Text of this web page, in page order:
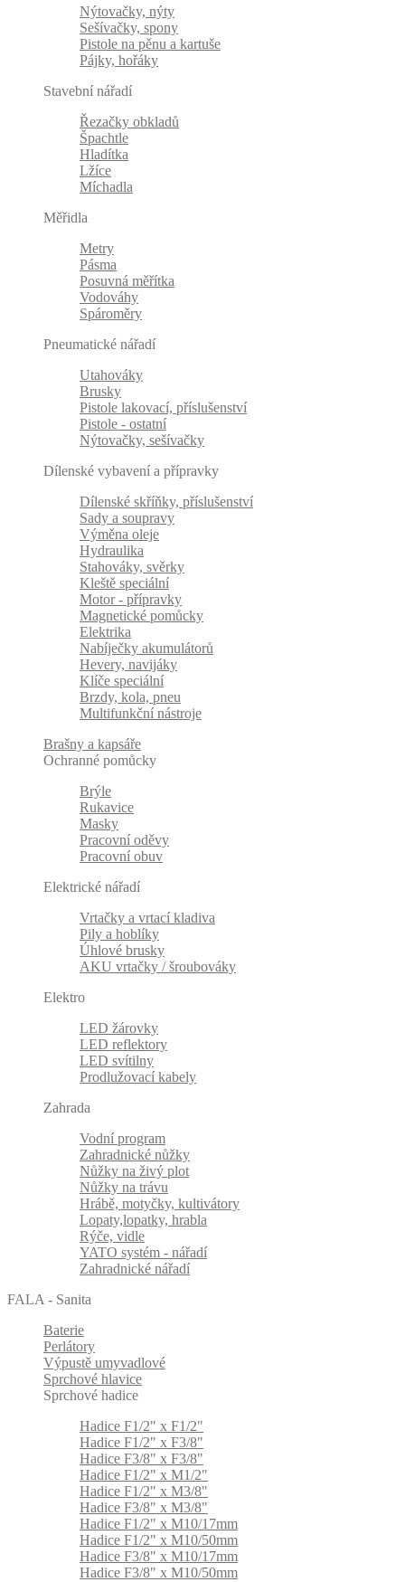
Nýtovačky, nýty
Sešívačky, spony
Pistole na pěnu a kartuše
Pájky, hořáky
Stavební nářadí
Řezačky obkladů
Špachtle
Hladítka
Lžíce
Míchadla
Měřidla
Metry
Pásma
Posuvná měřítka
Vodováhy
Spároměry
Pneumatické nářadí
Utahováky
Brusky
Pistole lakovací, příslušenství
Pistole - ostatní
Nýtovačky, sešívačky
Dílenské vybavení a přípravky
Dílenské skříňky, příslušenství
Sady a soupravy
Výměna oleje
Hydraulika
Stahováky, svěrky
Kleště speciální
Motor - přípravky
Magnetické pomůcky
Elektrika
Nabíječky akumulátorů
Hevery, navijáky
Klíče speciální
Brzdy, kola, pneu
Multifunkční nástroje
Brašny a kapsáře
Ochranné pomůcky
Brýle
Rukavice
Masky
Pracovní oděvy
Pracovní obuv
Elektrické nářadí
Vrtačky a vrtací kladiva
Pily a hoblíky
Úhlové brusky
AKU vrtačky / šroubováky
Elektro
LED žárovky
LED reflektory
LED svítilny
Prodlužovací kabely
Zahrada
Vodní program
Zahradnické nůžky
Nůžky na živý plot
Nůžky na trávu
Hrábě, motyčky, kultivátory
Lopaty,lopatky, hrabla
Rýče, vidle
YATO systém - nářadí
Zahradnické nářadí
FALA - Sanita
Baterie
Perlátory
Výpustě umyvadlové
Sprchové hlavice
Sprchové hadice
Hadice F1/2" x F1/2"
Hadice F1/2" x F3/8"
Hadice F3/8" x F3/8"
Hadice F1/2" x M1/2"
Hadice F1/2" x M3/8"
Hadice F3/8" x M3/8"
Hadice F1/2" x M10/17mm
Hadice F1/2" x M10/50mm
Hadice F3/8" x M10/17mm
Hadice F3/8" x M10/50mm